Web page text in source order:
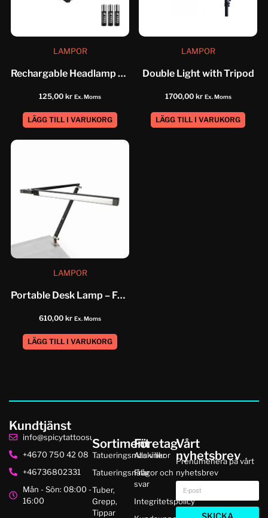
LAMPOR
Rechargable Headlamp Omeril
125,00 kr Ex. Moms
LÄGG TILL I VARUKORG
LAMPOR
Double Light with Tripod
1700,00 kr Ex. Moms
LÄGG TILL I VARUKORG
LAMPOR
Portable Desk Lamp – Foldable
610,00 kr Ex. Moms
LÄGG TILL I VARUKORG
Kundtjänst
info@spicytattoosupplies.se
+4670 750 42 08
+46736802331
Mån - Sön: 08:00 -
16:00
Sortiment
Tatueringsmaskiner
Tatueringsnålar
Tuber,
Grepp,
Tippar
Företag
Alla villkor
Frågor och
svar
Integritetspolicy
Vårt
nyhetsbrev
Prenumenera på vårt
nyhetsbrev